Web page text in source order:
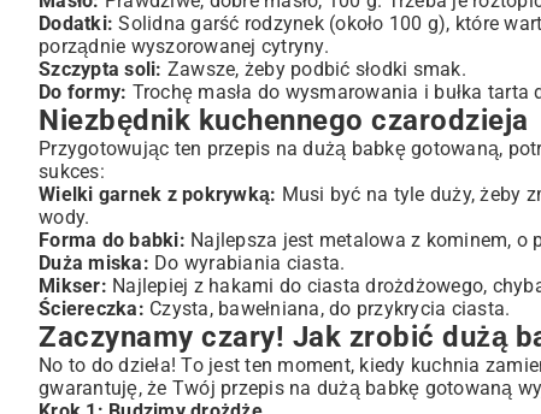
Dodatki: Solidna garść rodzynek (około 100 g), które
porządnie wyszorowanej cytryny.
Szczypta soli: Zawsze, żeby podbić słodki smak.
Do formy: Trochę masła do wysmarowania i bułka tarta
Niezbędnik kuchennego czarodzieja
Przygotowując ten przepis na dużą babkę gotowaną,
sukces:
Wielki garnek z pokrywką: Musi być na tyle duży, żeby
wody.
Forma do babki: Najlepsza jest metalowa z kominem, o
Duża miska: Do wyrabiania ciasta.
Mikser: Najlepiej z hakami do ciasta drożdżowego,
Ściereczka: Czysta, bawełniana, do przykrycia ciasta.
Zaczynamy czary! Jak zrobić dużą
No to do dzieła! To jest ten moment, kiedy kuchnia
gwarantuję, że Twój przepis na dużą babkę gotowaną